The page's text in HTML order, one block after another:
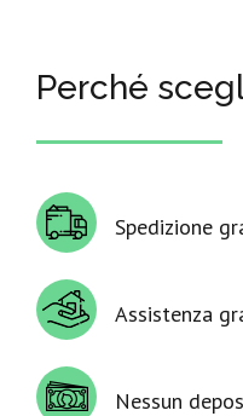
Perché
Spedizione
Assistenza
Nessun